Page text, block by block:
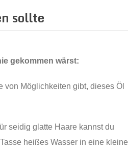
sollte
gekommen wärst:
Möglichkeiten gibt, dieses Öl
seidig glatte Haare kannst du
heißes Wasser in eine kleine